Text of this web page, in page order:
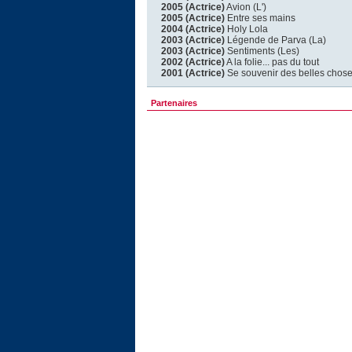
2005 (Actrice)Avion (L')
2005 (Actrice) Entre ses mains
2004 (Actrice) Holy Lola
2003 (Actrice) Légende de Parva (La)
2003 (Actrice) Sentiments (Les)
2002 (Actrice)A la folie... pas du tout
2001 (Actrice) Se souvenir des belles
Partenaires